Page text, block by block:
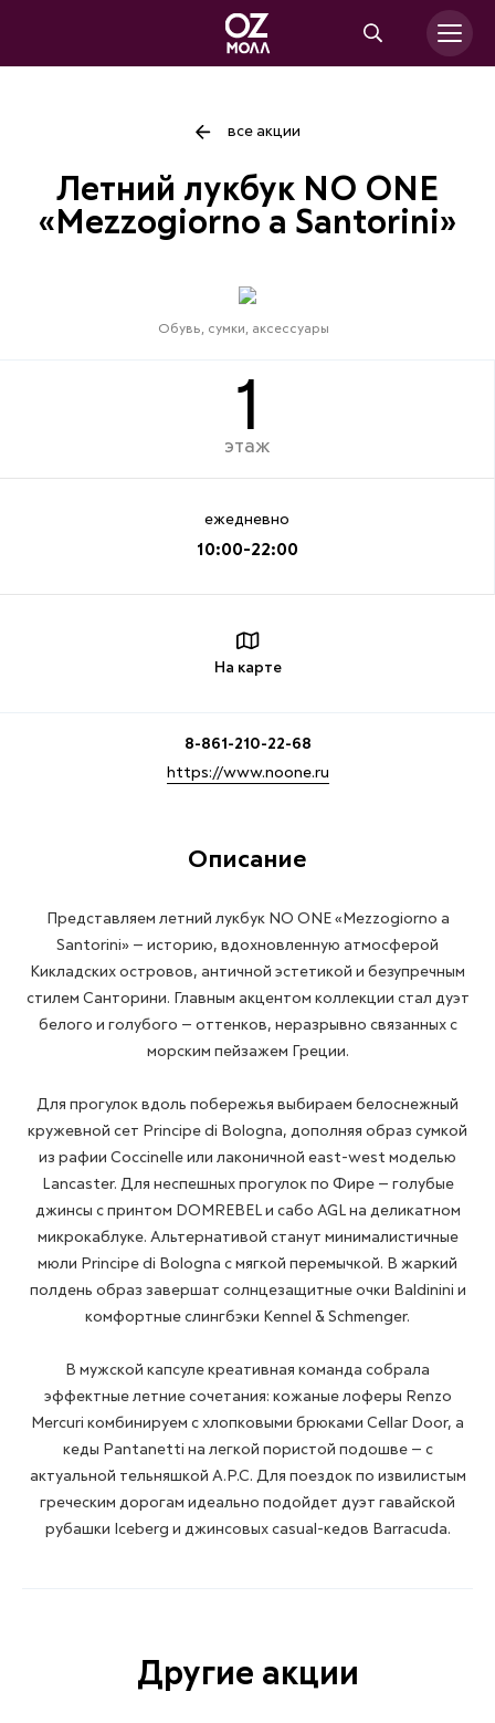
все акции
Летний лукбук NO ONE
«Mezzogiorno а Santorini»
Обувь, сумки, аксессуары
1
этаж
ежедневно
10:00-22:00
На карте
8-861-210-22-68
https://www.noone.ru
Описание
Представляем летний лукбук NO ONE «Mezzogiorno a
Santorini» — историю, вдохновленную атмосферой
Кикладских островов, античной эстетикой и безупречным
стилем Санторини. Главным акцентом коллекции стал дуэт
белого и голубого — оттенков, неразрывно связанных с
морским пейзажем Греции.
Для прогулок вдоль побережья выбираем белоснежный
кружевной сет Principe di Bologna, дополняя образ сумкой
из рафии Coccinelle или лаконичной east-west моделью
Lancaster. Для неспешных прогулок по Фире — голубые
джинсы с принтом DOMREBEL и сабо AGL на деликатном
микрокаблуке. Альтернативой станут минималистичные
мюли Principe di Bologna с мягкой перемычкой. В жаркий
полдень образ завершат солнцезащитные очки Baldinini и
комфортные слингбэки Kennel & Schmenger.
В мужской капсуле креативная команда собрала
эффектные летние сочетания: кожаные лоферы Renzo
Mercuri комбинируем с хлопковыми брюками Cellar Door, а
кеды Pantanetti на легкой пористой подошве — с
актуальной тельняшкой A.P.C. Для поездок по извилистым
греческим дорогам идеально подойдет дуэт гавайской
рубашки Iceberg и джинсовых casual-кедов Barracuda.
Другие акции